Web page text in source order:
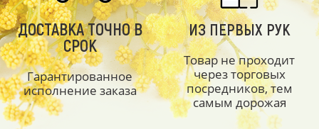
ДОСТАВКА ТОЧНО В
СРОК
Гарантированное
исполнение заказа
ИЗ ПЕРВЫХ РУК
Товар не проходит
через торговых
посредников, тем
самым дорожая